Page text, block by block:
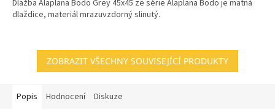
Dlažba Alaplana Bodo Grey 45x45 ze série Alaplana Bodo je matná
dlaždice, materiál mrazuvzdorný slinutý.
ZOBRAZIT VŠECHNY SOUVISEJÍCÍ PRODUKTY
Popis Hodnocení Diskuze